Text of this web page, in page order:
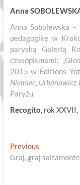
Anna
Anna Sobolewska –
pedagogikę w
paryską Galerią
czasopismami:
2015 w Éditions
Niemiec, Urbanowicz
Paryżu.
Recogito, rok
Nawigacja
wpisu
PreviousPrevious
post:
Graj, graj